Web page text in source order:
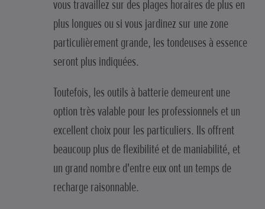
vous travaillez sur des plages horaires de plus en
plus longues ou si vous jardinez sur une zone
particulièrement grande, les tondeuses à essence
seront plus indiquées.
Toutefois, les outils à batterie demeurent une
option très valable pour les professionnels et un
excellent choix pour les particuliers. Ils offrent
beaucoup plus de flexibilité et de maniabilité, et
un grand nombre d'entre eux ont un temps de
recharge raisonnable.